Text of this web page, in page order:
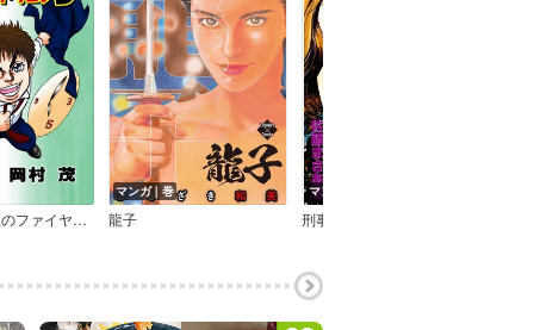
ドラゴン先生のファイヤードラゴン5
マンガ｜巻
龍子
マンガ｜巻
刑事くずれ